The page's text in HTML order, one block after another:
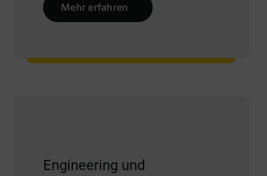
Mehr erfahren
Engineering und